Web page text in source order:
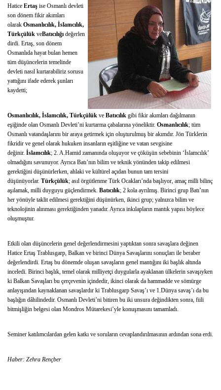
Hatice Ertaş ise Osmanlı devleti
son dönem fikir akımları
olarak Osmanlıcılık, İslamcılık,
Türkçülük veBatıcılığı değerlen
dirdi. Ertaş, son dönem
Osmanlıda hayat bulan hemen
tüm düşüncelerin temelinde
devleti nasıl kurtarabiliriz sorusu
yattığını ifade ederek şunları
kaydetti;
Osmanlıcılık, İslamcılık, Türkçülük ve Batıcılık gibi fikir akımları dağılmanın
eşiğinde olan Osmanlı Devleti’ni kurtarma çabalarına yöneliktir. Osmanlıcılık; tüm
Osmanlı vatandaşlarını bir araya getirmek için oluşturulmuş bir akımdır. Jön Türklerin
fikridir ve genel olarak hukuken insanların eşitliğine ve vatan sevgisine
değinir. İslamcılık; 2. A.Hamid zamanında oluşuyor ve çöküşün sebebinin ‘İslamcılık’
olmadığını savunuyor. Ayrıca Batı’nın bilim ve teknik yönünden takip edilmesi
gerektiğini düşünürlerken, ahlaki ve kültürel açıdan bunun tam tersini
düşünüyorlar. Türkçülük; asıl örgütlenme Türk Ocakları’nda başlıyor, amaç milli bilinç
aşılamak, milli duyguyu güçlendirmek. Batıcılık; 2 kola ayrılmış. Birinci grup Batı’nın
her yönüyle taklit edilmesi gerektiğini düşünürken, ikinci grup; yalnızca bilim ve
teknolojinin alınması gerektiğinden yanadır. Ayrıca inkılapların mantık yapısı böylece
oluşmuştur.
Etkili olan düşüncelerin genel değerlendirmesini yaptıktan sonra savaşlara değinen
Hatice Ertaş Trablusgarp, Balkan ve birinci Dünya Savaşlarını sonuçları ile beraber
değerlendirdi. Ertaş bu dönemde oluşan savaşların genel mantığını iki başlık altında
inceledi. Birinci başlık, temel olarak milliyetçi duygularla ayaklanan ülkelerin savaşıyken
ki Balkan Savaşları bu çerçevenin içindedir, ikinci olarak da hammadde ve sömürge
anlayışından kaynaklanan savaşlardır ki Trablusgarp Savaş’ı ve 1.Dünya savaş’ı da bu
başlığın dâhilindedir. Osmanlı Devleti’ni bitiren bu iki unsura değindikten sonra, fiili
bitmişliğin belgesi olan Mondros Mütarekesi’yle konuşmasını tamamladı.
Seminer katılımcılardan gelen katkı ve soruların cevaplandırılmasının ardından sona erdi.
Haber: Zehra Rençber